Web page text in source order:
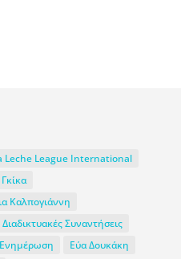
Leche League International
Καλπογιάννη
Διαδικτυακές Συναντήσεις
Ενημέρωση
Εύα Δουκάκη